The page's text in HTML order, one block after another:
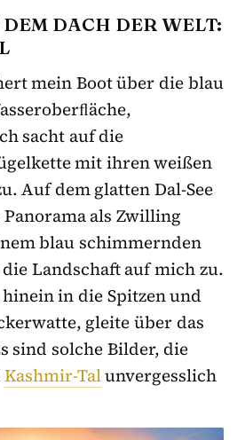
DACH DER WELT:
mein Boot über die blau
sacht auf die
mit ihren weißen
Auf dem glatten Dal-See
als Zwilling
blau schimmernden
Landschaft auf mich zu.
in die Spitzen und
gleite über das
sind solche Bilder, die
Kashmir-Talunvergesslich